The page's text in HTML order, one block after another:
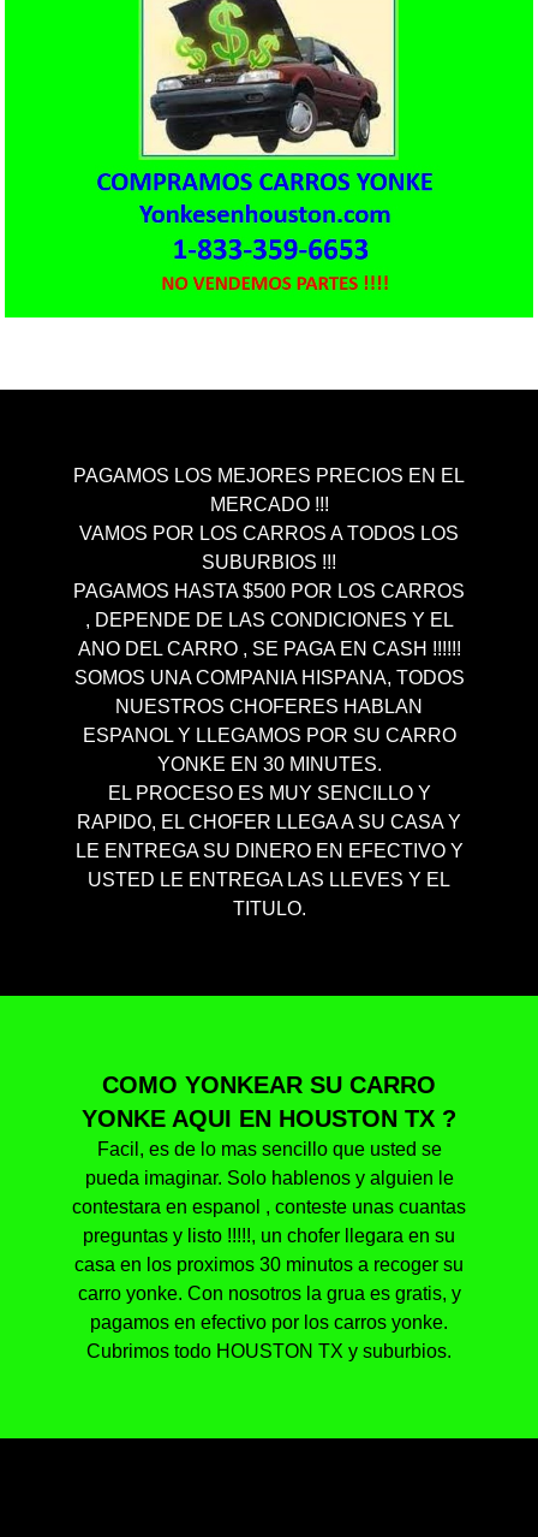
PAGAMOS LOS MEJORES PRECIOS EN EL
MERCADO !!!
VAMOS POR LOS CARROS A TODOS LOS
SUBURBIOS !!!
PAGAMOS HASTA $500 POR LOS CARROS
, DEPENDE DE LAS CONDICIONES Y EL
ANO DEL CARRO , SE PAGA EN CASH !!!!!!
SOMOS UNA COMPANIA HISPANA, TODOS
NUESTROS CHOFERES HABLAN
ESPANOL Y LLEGAMOS POR SU CARRO
YONKE EN 30 MINUTES.
EL PROCESO ES MUY SENCILLO Y
RAPIDO, EL CHOFER LLEGA A SU CASA Y
LE ENTREGA SU DINERO EN EFECTIVO Y
USTED LE ENTREGA LAS LLEVES Y EL
TITULO.
COMO YONKEAR SU CARRO
YONKE AQUI EN HOUSTON TX ?
Facil, es de lo mas sencillo que usted se
pueda imaginar. Solo hablenos y alguien le
contestara en espanol , conteste unas cuantas
preguntas y listo !!!!!, un chofer llegara en su
casa en los proximos 30 minutos a recoger su
carro yonke. Con nosotros la grua es gratis, y
pagamos en efectivo por los carros yonke.
Cubrimos todo HOUSTON TX y suburbios.